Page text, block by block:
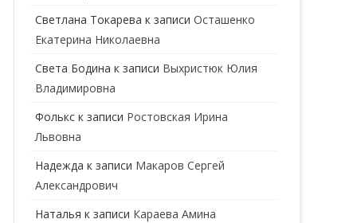
ДЕРМАТОЛОГ
ДЕТСКИЕ ВРАЧИ ДЕТСКИЙ КАРДИОЛОГ
ДЕТСКИЙ ХИРУРГ
КАРДИОЛОГ
КОСМЕТОЛОГ
Cветлана Токарева к записиОсташенко
Екатерина Николаевна
Света Бодина к записи Выхристюк Юлия
Владимировна
Фолькс к записи Ростовская Ирина
Львовна
Надежда к записи Макаров Сергей
Александрович
Наталья к записи Караева Амина